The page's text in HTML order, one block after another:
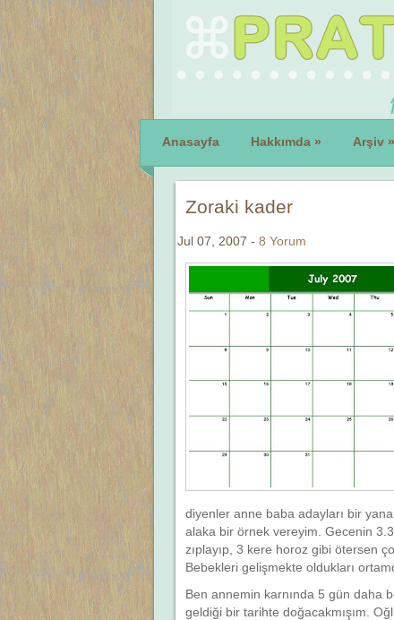
Anasayfa Hakkımda » Arşiv »
Zoraki kader
Jul 07, 2007 - 8 Yorum
diyenler anne baba adayları bir
alaka bir örnek vereyim. Gecenin
zıplayıp, 3 kere horoz gibi ötersen
Bebekleri gelişmekte oldukları
Ben annemin karnında 5 gün daha
geldiği bir tarihte doğacakmışım.